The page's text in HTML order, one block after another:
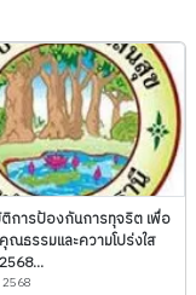
การป้องกันการทุจริต เพื่อ
ณธรรมและความโปร่งใส